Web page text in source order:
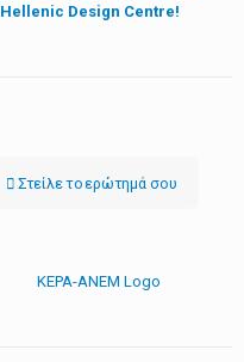
Hellenic Design Centre!
Στείλε τo ερώτημά σου